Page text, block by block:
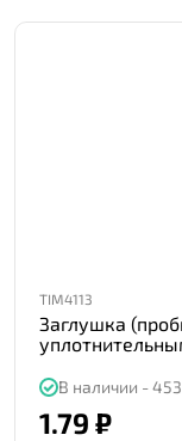
TIM4113
Заглушка
В наличии -
1.79 ₽